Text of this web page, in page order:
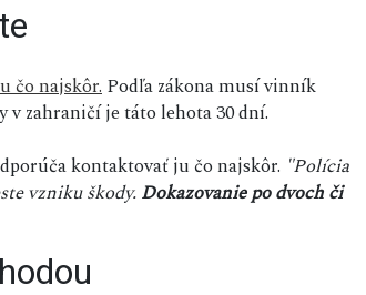
čo najskôr.Podľa zákona musí vinník
v zahraničí je táto lehota 30 dní.
kontaktovať ju čo najskôr. "Polícia
vzniku škody.Dokazovanie po dvoch či